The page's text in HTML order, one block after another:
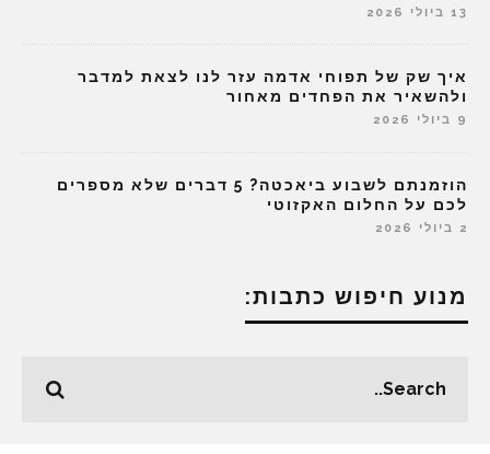
13 ביולי 2026
איך שק של תפוחי אדמה עזר לנו לצאת למדבר
ולהשאיר את הפחדים מאחור
9 ביולי 2026
הוזמנתם לשבוע ביאכטה? 5 דברים שלא מספרים
לכם על החלום האקזוטי
2 ביולי 2026
מנוע חיפוש כתבות: